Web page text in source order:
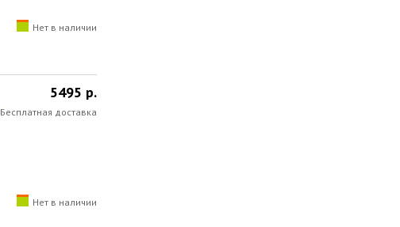
Нет в наличии
5495 р.
Бесплатная доставка
Нет в наличии